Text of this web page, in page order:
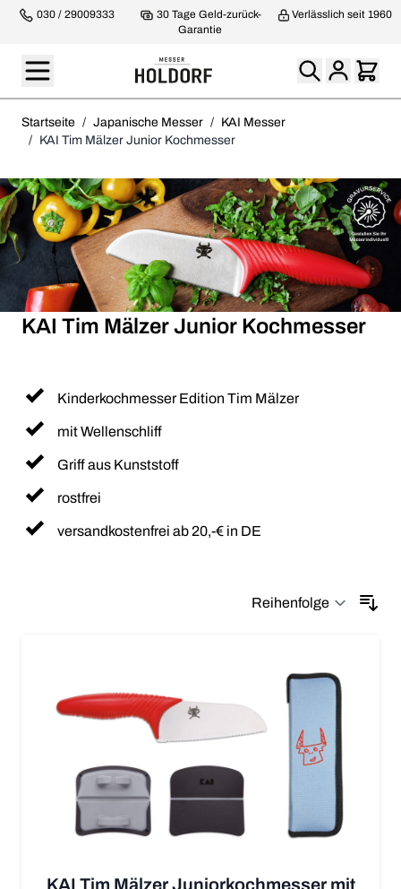
030 / 29009333
30 Tage Geld-zurück-
Garantie
Verlässlich seit 1960
Startseite / Japanische Messer / KAI Messer
/ KAI Tim Mälzer Junior Kochmesser
KAI Tim Mälzer Junior Kochmesser
Kinderkochmesser Edition Tim Mälzer
mit Wellenschliff
Griff aus Kunststoff
rostfrei
versandkostenfrei ab 20,-€ in DE
KAI Tim Mälzer Juniorkochmesser mit